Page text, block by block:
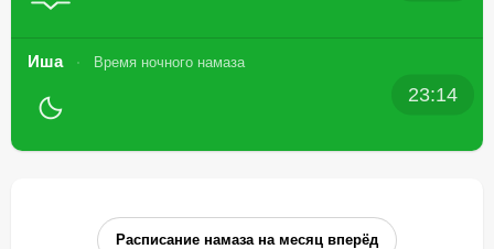
Иша Время ночного намаза
23:14
Расписание намаза на месяц вперёд